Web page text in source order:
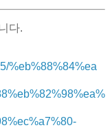
다.
%eb%88%84%ea